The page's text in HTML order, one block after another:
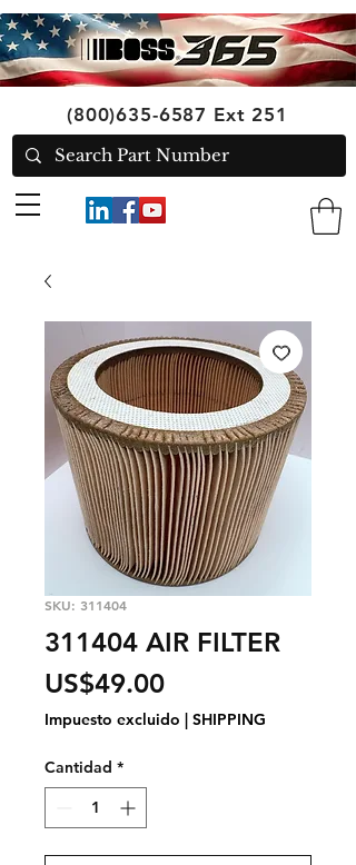
(800)635-6587 Ext 251
SKU: 311404
311404 AIR FILTER
US$49.00Precio
Impuesto excluido SHIPPING
Cantidad *